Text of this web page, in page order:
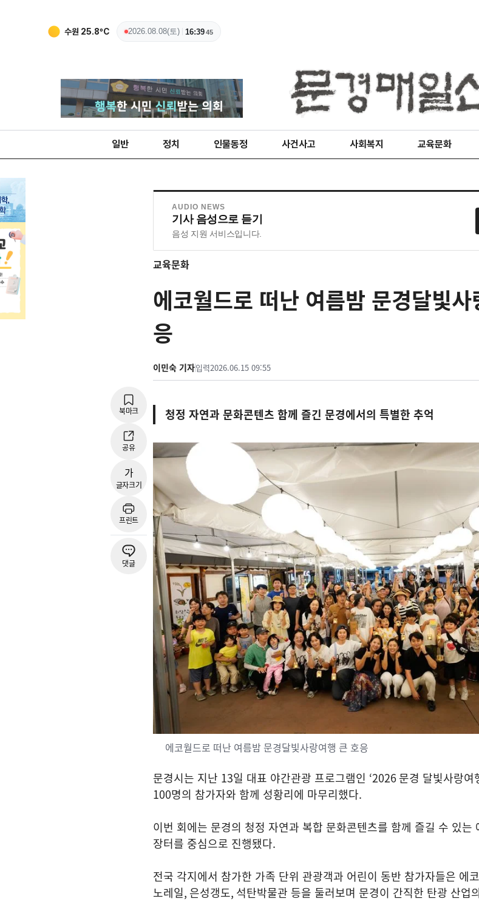
수원 25.8ºC 2026.08.08(토) 16:3946
일반 정치 인물동정 사건사고 사회복지 교육문화
AUDIO NEWS
기사 음성으로 듣기
음성 지원 서비스입니다.
교육문화
에코월드로 떠난 여름밤 문경달빛
응
이민숙 기자입력2026.06.15 09:55
북마크
공유
가
글자크기
프린트
댓글
청정 자연과 문화콘텐츠 함께 즐긴 문경에서의 특별한 추억
에코월드로 떠난 여름밤 문경달빛사랑여행 큰 호응
문경시는 지난 13일 대표 야간관광 프로그램인 ‘2026문경 달빛사랑여
100명의 참가자와 함께 성황리에 마무리했다.
이번 회에는 문경의 청정 자연과 복합 문화콘텐츠를 함께 즐길 수 있는
장터를 중심으로 진행됐다.
전국 각지에서 참가한 가족 단위 관광객과 어린이 동반 참가자들은 에
노레일, 은성갱도, 석탄박물관 등을 둘러보며 문경이 간직한 탄광 산업